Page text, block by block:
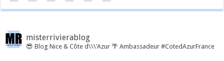
misterrivierablog
😎 Blog Nice & Côte d\\\'Azur 🌴 Ambassadeur #CotedAzurFrance